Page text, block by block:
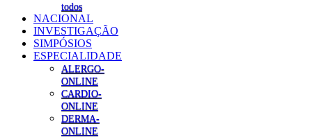
todos
NACIONAL
INVESTIGAÇÃO
SIMPÓSIOS
ESPECIALIDADE
ALERGO-
ONLINE
CARDIO-
ONLINE
DERMA-
ONLINE